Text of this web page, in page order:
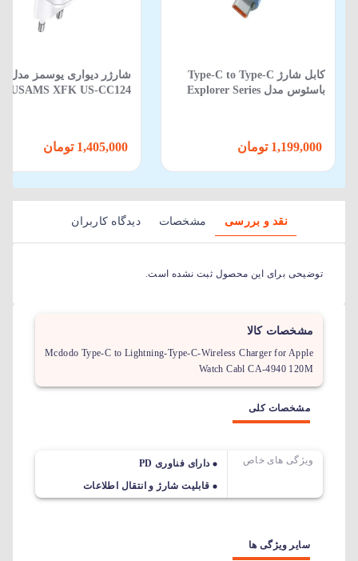
کابل شارژ Type-C to Type-C
باسئوس مدل Explorer Series
شارژر دیواری یوسمز مدل
نقد و بررسی مشخصات دیدگاه کاربران
توضیحی برای این محصول ثبت نشده است.
مشخصات کالا
Mcdodo Type-C to Lightning-Type-C-Wireless Charger for Apple
Watch Cabl CA-4940 120M
مشخصات کلی
ویژگی های خاص
دارای فناوری PD
قابلیت شارژ و انتقال اطلاعات
سایر ویژگی ها